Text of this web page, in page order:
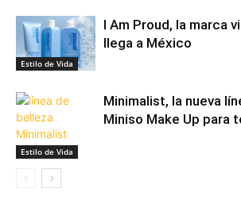
Estilo de Vida
I Am Proud, la marca
llega a México
Estilo de Vida
Minimalist, la nueva
Miniso Make Up para